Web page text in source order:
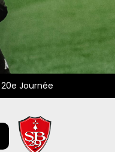
20e Journée